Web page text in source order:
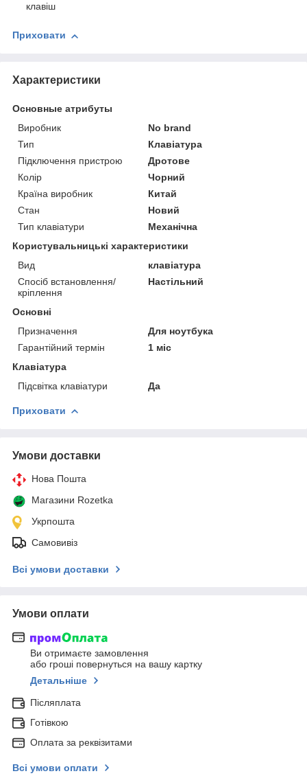
клавіш
Приховати
Характеристики
Основные атрибуты
Виробник
No brand
Тип
Клавіатура
Підключення пристрою
Дротове
Колір
Чорний
Країна виробник
Китай
Стан
Новий
Тип клавіатури
Механічна
Користувальницькі характеристики
Вид
клавіатура
Спосіб встановлення/
кріплення
Настільний
Основні
Призначення
Для ноутбука
Гарантійний термін
1 міс
Клавіатура
Підсвітка клавіатури
Да
Приховати
Умови доставки
Нова Пошта
Магазини Rozetka
Укрпошта
Самовивіз
Всі умови доставки
Умови оплати
Ви отримаєте замовлення
або гроші повернуться на вашу картку
Детальніше
Післяплата
Готівкою
Оплата за реквізитами
Всі умови оплати